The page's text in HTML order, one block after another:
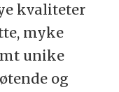
kvaliteter
myke
unike
og